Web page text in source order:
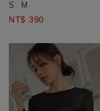
S M
NT$ 390